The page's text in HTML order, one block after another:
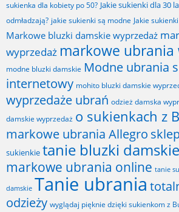
sukienka dla kobiety po 50? Jakie sukienki dla 30
odmładzają? jakie sukienki są modne Jakie
Markowe bluzki damskie wyprzedaż
wyprzedaż markowe ubrania
modne bluzki damskie Modne ubrania
internetowy mohito bluzki damskie
wyprzedaże ubrań odzież damska
damskie wyprzedaż o sukienkach z
markowe ubrania Allegro
sukienkie tanie bluzki damskie
markowe ubrania online tanie
damskie Tanie ubrania
odzieży wyglądaj pięknie dzięki sukienkom z